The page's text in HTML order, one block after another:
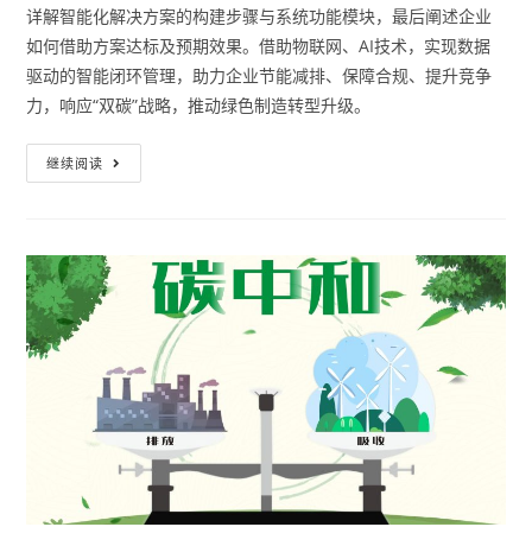
详解智能化解决方案的构建步骤与系统功能模块，最后阐述企业
如何借助方案达标及预期效果。借助物联网、AI技术，实现数据
驱动的智能闭环管理，助力企业节能减排、保障合规、提升竞争
力，响应“双碳”战略，推动绿色制造转型升级。
继续阅读